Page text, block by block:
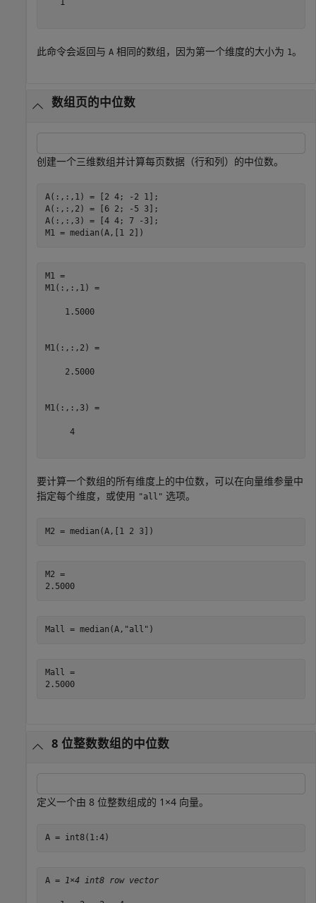
   1
此命令会返回与 A 相同的数组，因为第一个维度的大小为 1。
数组页的中位数
创建一个三维数组并计算每页数据（行和列）的中位数。
A(:,:,1) = [2 4; -2 1];
A(:,:,2) = [6 2; -5 3];
A(:,:,3) = [4 4; 7 -3];
M1 = median(A,[1 2])
M1 =
M1(:,:,1) =
    1.5000
M1(:,:,2) =
    2.5000
M1(:,:,3) =
     4
要计算一个数组的所有维度上的中位数，可以在向量维参量中
指定每个维度，或使用 "all" 选项。
M2 = median(A,[1 2 3])
M2 =
2.5000
Mall = median(A, "all" )
Mall =
2.5000
8 位整数数组的中位数
定义一个由 8 位整数组成的 1×4 向量。
A = int8(1:4)
A = 1×4 int8 row vector